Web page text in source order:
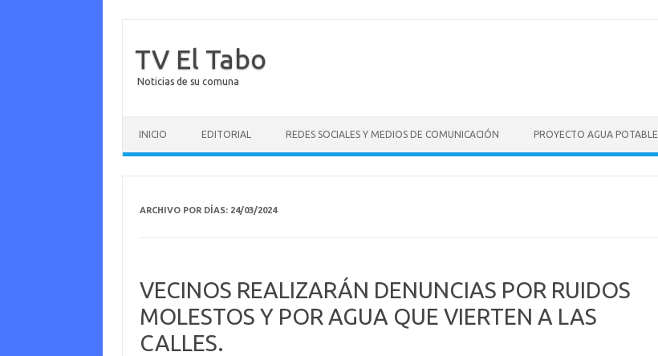
TV El Tabo
Noticias de su comuna
INICIO EDITORIAL REDES SOCIALES Y MEDIOS DE COMUNICACIÓN PROYECTO AGUA POTABLE
ARCHIVO POR DÍAS: 24/03/2024
VECINOS REALIZARÁN DENUNCIAS POR RUIDOS
MOLESTOS Y POR AGUA QUE VIERTEN A LAS
CALLES.